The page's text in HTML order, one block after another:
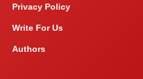
Privacy Policy
Write For Us
Authors